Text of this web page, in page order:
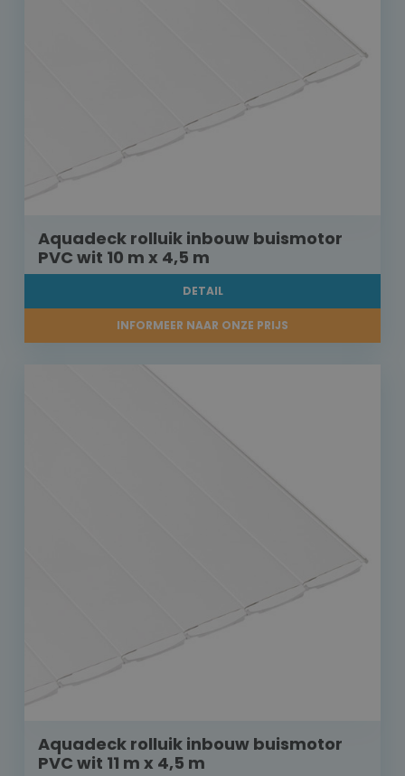
Aquadeck rolluik inbouw buismotor
PVC wit 10 m x 4,5 m
DETAIL
INFORMEER NAAR ONZE PRIJS
Aquadeck rolluik inbouw buismotor
PVC wit 11 m x 4,5 m